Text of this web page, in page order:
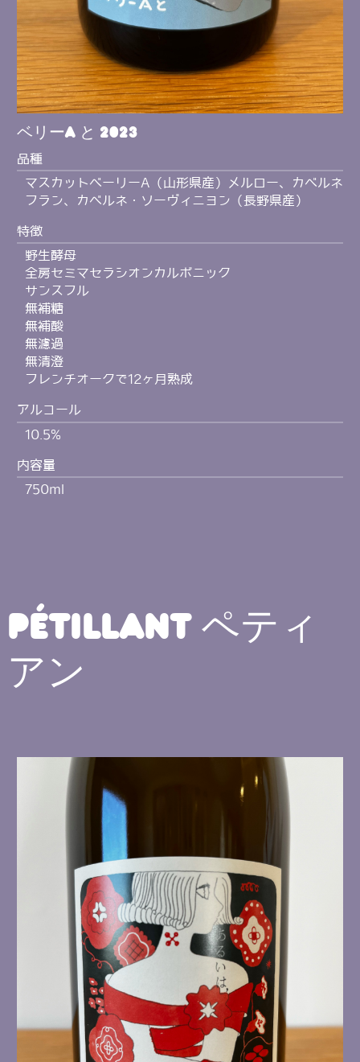
ベリーA と 2023
品種
マスカットベーリーA（山形県産）メルロー、カベルネ
フラン、カベルネ・ソーヴィニヨン（長野県産）
特徴
野生酵母
全房セミマセラシオンカルボニック
サンスフル
無補糖
無補酸
無濾過
無清澄
フレンチオークで12ヶ月熟成
アルコール
10.5%
内容量
750ml
Pétillant ペティ
アン